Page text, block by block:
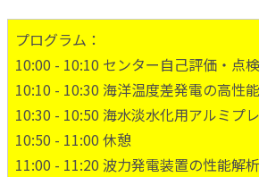
プログラム：
10:00 - 10:10 センター自己評価・
10:10 - 10:30 海洋温度差発電の高
10:30 - 10:50 海水淡水化用アルミ
10:50 - 11:00 休憩
11:00 - 11:20 波力発電装置の性能